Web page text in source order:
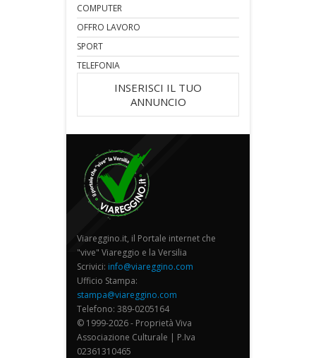
COMPUTER
OFFRO LAVORO
SPORT
TELEFONIA
INSERISCI IL TUO
ANNUNCIO
Viareggino.it, il Portale internet che
"vive" Viareggio e la Versilia
Scrivici: info@viareggino.com
Ufficio Stampa:
stampa@viareggino.com
Telefono: 389-0205164
© 1999-2026 - Proprietà Viva
Associazione Culturale | P.Iva
02361310465